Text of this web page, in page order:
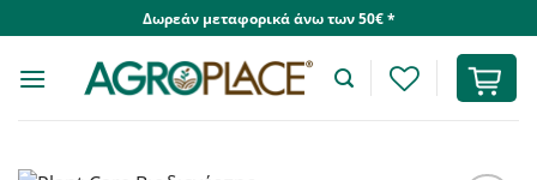
to
content
Δωρεάν μεταφορικά άνω των 50€ *